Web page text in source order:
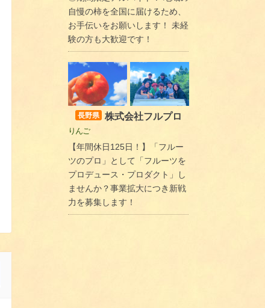
自慢の柿を全国に届けるため、
お手伝いをお願いします！ 未経
験の方も大歓迎です！
長野県 株式会社フルプロ
りんご
【年間休日125日！】「フルー
ツのプロ」として「フルーツを
プロデュース・プロダクト」し
ませんか？事業拡大につき新戦
力を募集します！